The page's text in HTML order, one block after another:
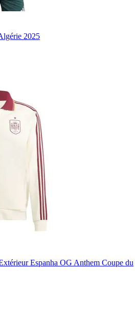
2025
Espanha OG Anthem Coupe du